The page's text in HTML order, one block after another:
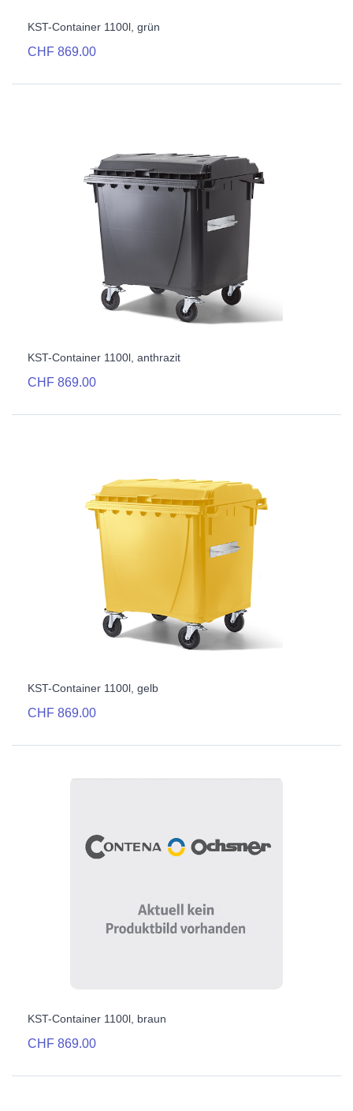
KST-Container 1100l, grün
CHF 869.00
KST-Container 1100l, anthrazit
CHF 869.00
KST-Container 1100l, gelb
CHF 869.00
KST-Container 1100l, braun
CHF 869.00